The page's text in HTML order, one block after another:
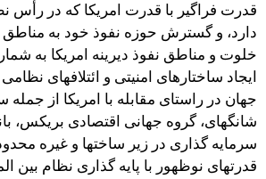
قدرت فراگیر با قدرت امریکا که در رأس
دارد، و گسترش حوزه نفوذ خود به مناطق
خلوت و مناطق نفوذ دیرینه امریکا به
ایجاد ساختارهای امنیتی و ائتلافهای
جهان در راستای مقابله با امریکا از
شانگهای، گروه جهانی اقتصادی بریکس،
سرمایه گذاری در زیر ساختها و غیره
قدرتهای نوظهور با پایه گذاری نظام بین